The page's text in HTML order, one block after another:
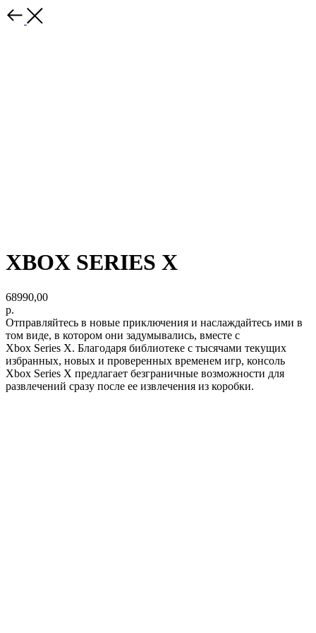
XBOX SERIES X
68990,00
р.
Отправляйтесь в новые приключения и наслаждайтесь ими в
том виде, в котором они задумывались, вместе с
Xbox Series X. Благодаря библиотеке c тысячами текущих
избранных, новых и проверенных временем игр, консоль
Xbox Series X предлагает безграничные возможности для
развлечений сразу после ее извлечения из коробки.